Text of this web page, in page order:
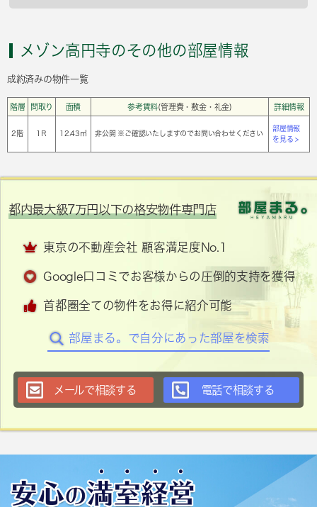
メゾン高円寺のその他の部屋情報
成約済みの物件一覧
階層 間取り 面積 参考賃料(管理費・敷金・礼金) 詳細情報
2階 1Ｒ 12.43㎡ 非公開 ※ご確認いたしますのでお問い合わせください
部屋情報
を見る >
都内最大級7万円以下の格安物件専門店
東京の不動産会社 顧客満足度No.1
Google口コミでお客様からの圧倒的支持を獲得
首都圏全ての物件をお得に紹介可能
部屋まる。で自分にあった部屋を検索
メールで相談する 電話で相談する